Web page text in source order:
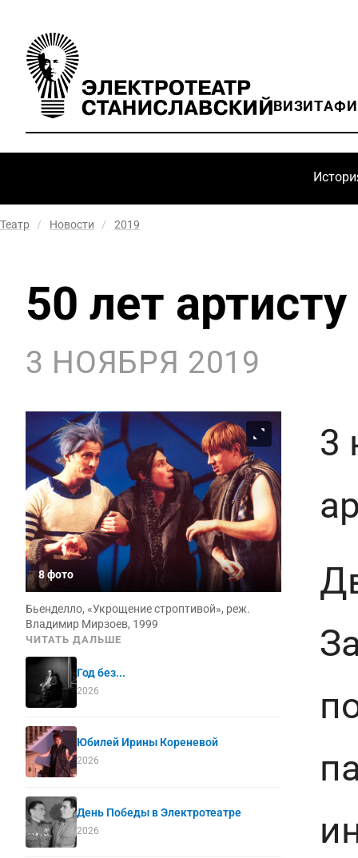
ВИЗИТ
Театр / Новости / 2019
50 лет
3 НОЯБРЯ 2019
8 фото
Бьенделло, «Укрощение строптивой», реж.
Владимир Мирзоев, 1999
ЧИТАТЬ ДАЛЬШЕ
Год без...
2026
Юбилей Ирины Кореневой
2026
День Победы в Электротеатре
2026
3